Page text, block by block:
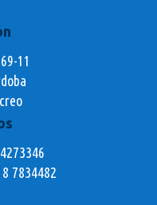
11
7834482